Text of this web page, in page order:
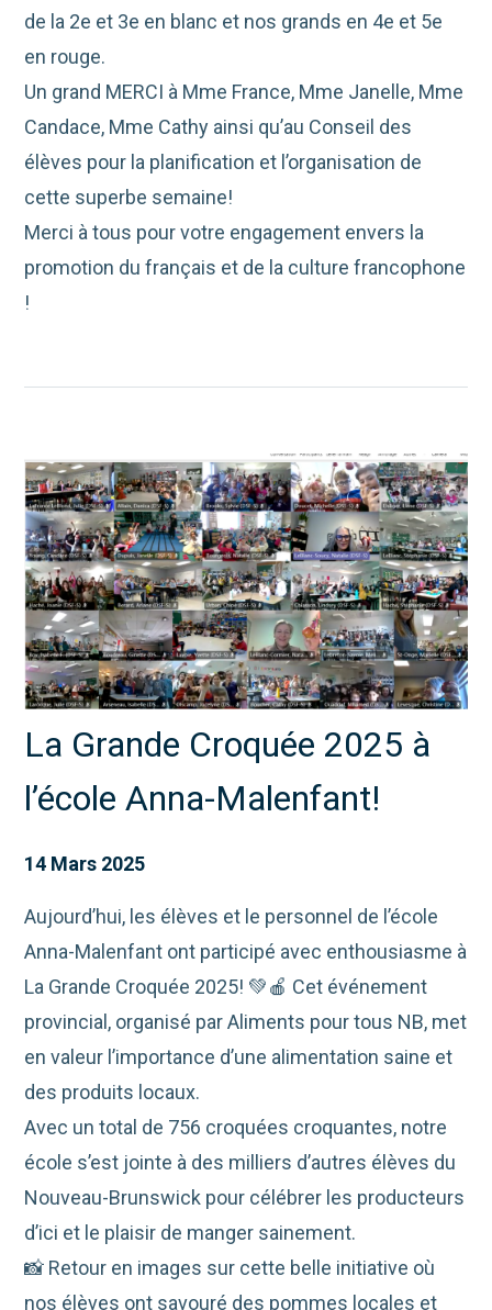
de la 2e et 3e en blanc et nos grands en 4e et 5e
en rouge.
Un grand MERCI à Mme France, Mme Janelle, Mme
Candace, Mme Cathy ainsi qu’au Conseil des
élèves pour la planification et l’organisation de
cette superbe semaine!
Merci à tous pour votre engagement envers la
promotion du français et de la culture francophone
!
La Grande Croquée 2025 à
l’école Anna-Malenfant!
14 Mars 2025
Aujourd’hui, les élèves et le personnel de l’école
Anna-Malenfant ont participé avec enthousiasme à
La Grande Croquée 2025! 💚🍎 Cet événement
provincial, organisé par Aliments pour tous NB, met
en valeur l’importance d’une alimentation saine et
des produits locaux.
Avec un total de 756 croquées croquantes, notre
école s’est jointe à des milliers d’autres élèves du
Nouveau-Brunswick pour célébrer les producteurs
d’ici et le plaisir de manger sainement.
📸 Retour en images sur cette belle initiative où
nos élèves ont savouré des pommes locales et